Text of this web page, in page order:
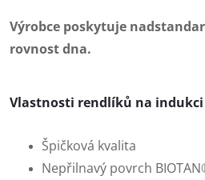
Výrobce poskytuje
rovnost dna.
Vlastnosti rendlíků na indukci
Špičková kvalita
Nepřilnavý povrch